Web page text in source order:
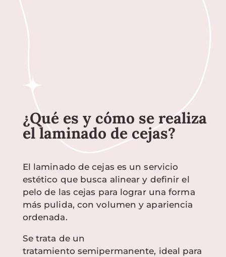
¿Qué es y cómo se realiza
el laminado de cejas?
El laminado de cejas es un servicio
estético que busca alinear y definir el
pelo de las cejas para lograr una forma
más pulida, con volumen y apariencia
ordenada.
Se trata de un
tratamiento semipermanente, ideal para